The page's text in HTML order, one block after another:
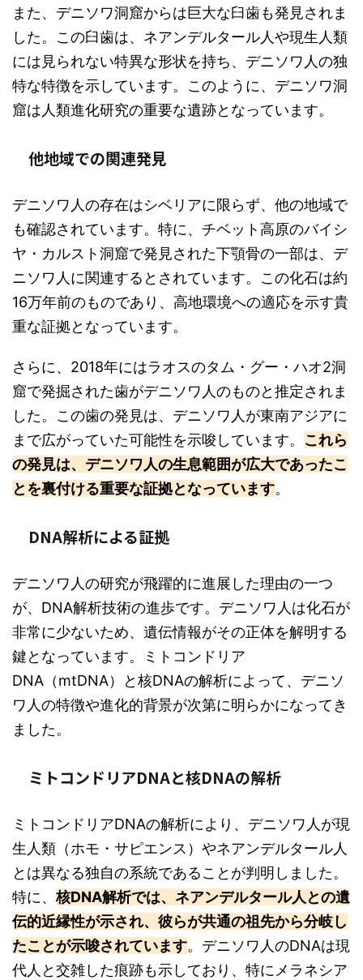
また、デニソワ洞窟からは巨大な臼歯も発見されま
した。この臼歯は、ネアンデルタール人や現生人類
には見られない特異な形状を持ち、デニソワ人の独
特な特徴を示しています。このように、デニソワ洞
窟は人類進化研究の重要な遺跡となっています。
他地域での関連発見
デニソワ人の存在はシベリアに限らず、他の地域で
も確認されています。特に、チベット高原のバイシ
ヤ・カルスト洞窟で発見された下顎骨の一部は、デ
ニソワ人に関連するとされています。この化石は約
16万年前のものであり、高地環境への適応を示す貴
重な証拠となっています。
さらに、2018年にはラオスのタム・グー・ハオ2洞
窟で発掘された歯がデニソワ人のものと推定されま
した。この歯の発見は、デニソワ人が東南アジアに
まで広がっていた可能性を示唆しています。 これら
の発見は、デニソワ人の生息範囲が広大であったこ
とを裏付ける重要な証拠となっています。
DNA解析による証拠
デニソワ人の研究が飛躍的に進展した理由の一つ
が、DNA解析技術の進歩です。デニソワ人は化石が
非常に少ないため、遺伝情報がその正体を解明する
鍵となっています。ミトコンドリア
DNA（mtDNA）と核DNAの解析によって、デニソ
ワ人の特徴や進化的背景が次第に明らかになってき
ました。
ミトコンドリアDNAと核DNAの解析
ミトコンドリアDNAの解析により、デニソワ人が現
生人類（ホモ・サピエンス）やネアンデルタール人
とは異なる独自の系統であることが判明しました。
特に、核DNA解析では、ネアンデルタール人との遺
伝的近縁性が示され、彼らが共通の祖先から分岐し
たことが示唆されています。デニソワ人のDNAは現
代人と交雑した痕跡も示しており、特にメラネシア